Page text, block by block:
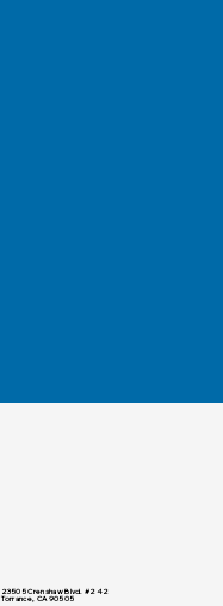
23505 Crenshaw Blvd. #242
Torrance, CA 90505